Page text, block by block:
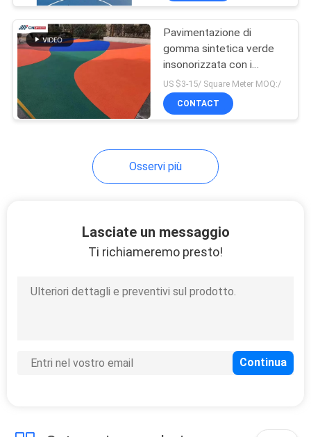
Pavimentazione di
gomma sintetica verde
insonorizzata con i
granelli di EPDM
US $3-15/ Square Meter MOQ:/
CONTACT
Osservi più
Lasciate un messaggio
Ti richiameremo presto!